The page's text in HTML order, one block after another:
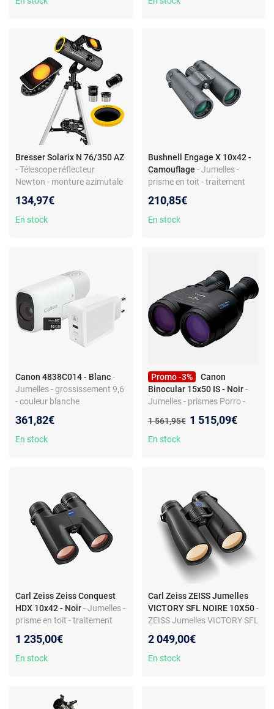
Bresser Solarix N 76/350 AZ
- Télescope réflecteur
Newton - monture azimutale
134,97€
En stock
Bushnell Engage X 10x42 -
Camouflage - Jumelles -
prisme en toit - traitement
210,85€
En stock
Canon 4838C014 - Blanc-
Jumelles - grossissement 9,6
- couleur blanche
361,82€
En stock
Promo -3%
Canon
Binocular 15x50 IS - Noir -
Jumelles - prismes Porro -
traitement multicouche
Ancien prix :
1 561,95€ Nouveau prix :
1 515,09€
En stock
Carl Zeiss Zeiss Conquest
HDX 10x42 - Noir- Jumelles -
prisme en toit - traitement
1 235,00€
En stock
Carl Zeiss ZEISS Jumelles
VICTORY SFL NOIRE 10X50 -
ZEISS Jumelles VICTORY SFL
10X504047865001700
2 049,00€
En stock